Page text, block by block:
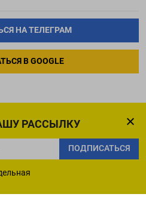
РАССЫЛКУ
ПОДПИСАТЬСЯ
НА ТЕЛЕГРАМ
В GOOGLE